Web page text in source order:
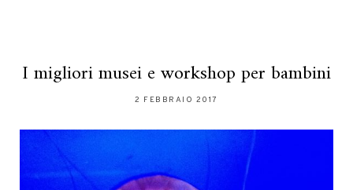
I migliori musei e workshop per bambini
2 FEBBRAIO 2017